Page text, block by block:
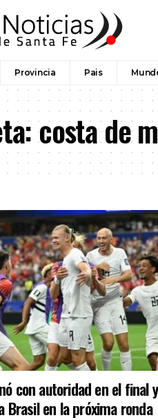
Provincia Pais
costa de
con autoridad en el final y
Brasil en la próxima ronda